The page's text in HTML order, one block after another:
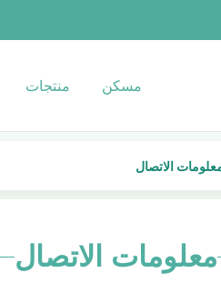
مسكن منتجات
معلومات الاتصال